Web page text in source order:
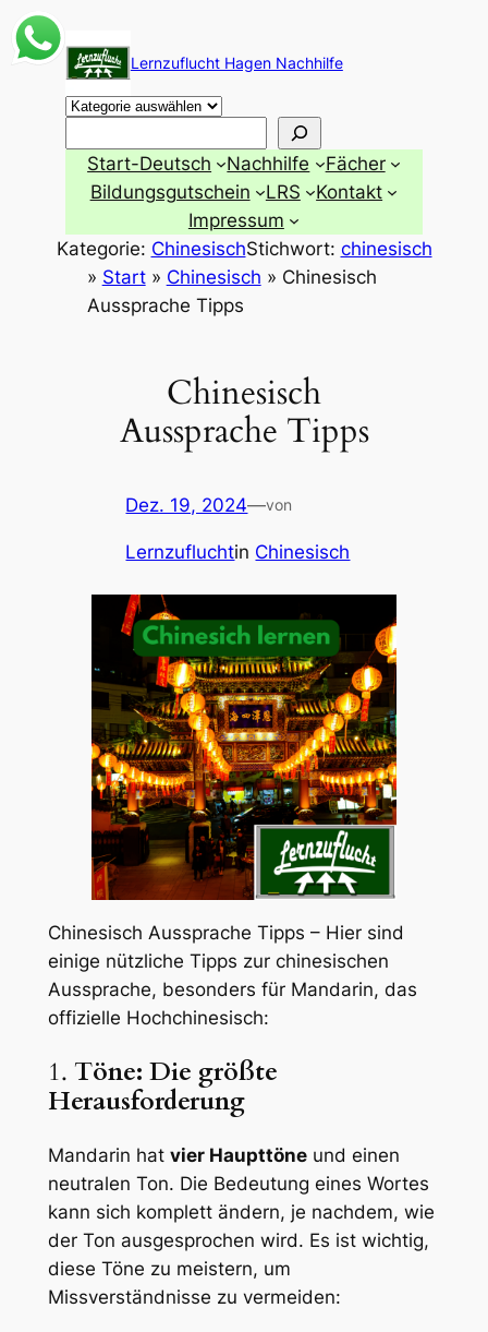
Zum
Inhalt
springen
Lernzuflucht Hagen Nachhilfe
Start-Deutsch Nachhilfe
Fächer
Bildungsgutschein
LRS
Kontakt
Impressum
Kategorie: ChinesischStichwort: chinesisch
» Start» Chinesisch » Chinesisch
Aussprache Tipps
Chinesisch
Aussprache Tipps
Dez. 19, 2024—von
Lernzufluchtin Chinesisch
Chinesisch Aussprache Tipps – Hier sind
einige nützliche Tipps zur chinesischen
Aussprache, besonders für Mandarin, das
offizielle Hochchinesisch:
1. Töne: Die größte
Herausforderung
Mandarin hat vier Haupttöneund einen
neutralen Ton. Die Bedeutung eines Wortes
kann sich komplett ändern, je nachdem, wie
der Ton ausgesprochen wird. Es ist wichtig,
diese Töne zu meistern, um
Missverständnisse zu vermeiden: